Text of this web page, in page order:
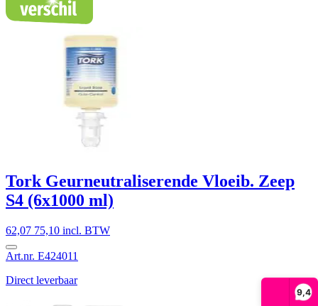
9,4
Tork Geurneutraliserende Vloeib. Zeep
S4 (6x1000 ml)
62,07 75,10 incl. BTW
Art.nr. E424011
Direct leverbaar